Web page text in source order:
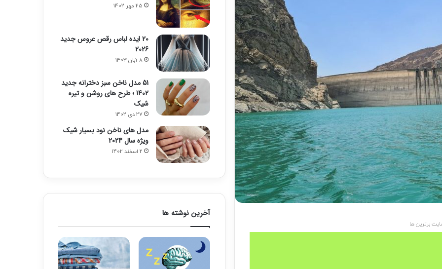
برترین ها
25 مهر 1402
20 ایده لباس رقص عروس جدید
2026
8 آبان 1403
51 مدل ناخن سبز دخترانه جدید
1402 ؛ طرح های روشن و تیره
شیک
27 دی 1402
مدل های ناخن نود بسیار شیک
ویژه سال 2024
2 اسفند 1402
آخرین نوشته ها